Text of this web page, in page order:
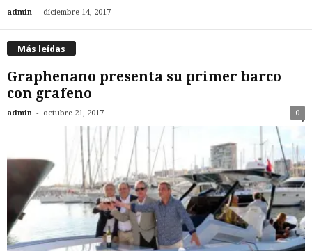
admin - diciembre 14, 2017
Más leídas
Graphenano presenta su primer barco
con grafeno
admin - octubre 21, 2017 0